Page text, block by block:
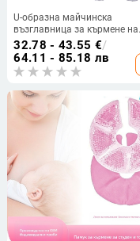
U-образна майчинска
възглавница за кърмене на
бебето, ядро от чист памук,
пълнеж полиестер,
15.1–20 см, тегло 0.55–1.0
принт с велур Doudou
32.78 - 43.55 €/
64.11 - 85.18 лв